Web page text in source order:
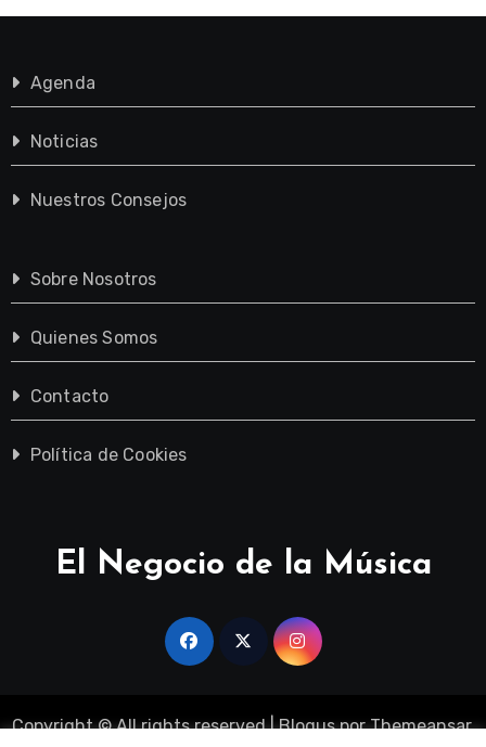
Agenda
Noticias
Nuestros Consejos
Sobre Nosotros
Quienes Somos
Contacto
Política de Cookies
El Negocio de la Música
Copyright © All rights reserved |BlogusporThemeansar.